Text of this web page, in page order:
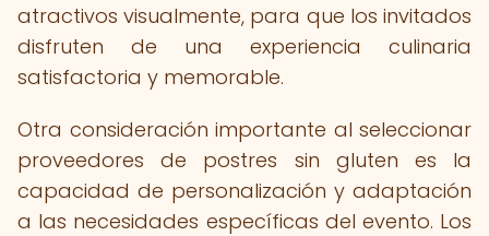
atractivos visualmente, para que los invitados
disfruten de una experiencia culinaria
satisfactoria y memorable.
Otra consideración importante al seleccionar
proveedores de postres sin gluten es la
capacidad de personalización y adaptación
a las necesidades específicas del evento. Los